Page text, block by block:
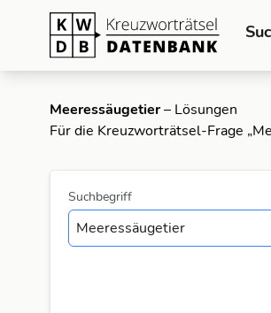
Meeressäugetier– Lösungen
Für die Kreuzworträtsel-Frage
Suchbegriff